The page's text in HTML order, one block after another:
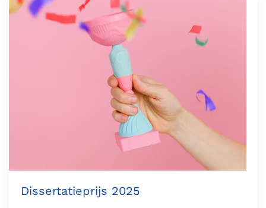
Dissertatieprijs 2025